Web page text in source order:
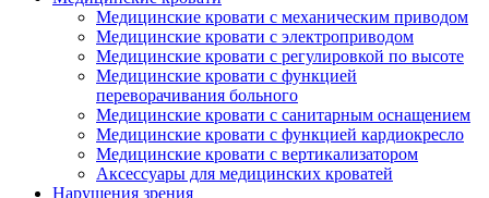
Медицинские кровати с механическим приводом
Медицинские кровати с электроприводом
Медицинские кровати с регулировкой по высоте
Медицинские кровати с функцией
переворачивания больного
Медицинские кровати с санитарным оснащением
Медицинские кровати с функцией кардиокресло
Медицинские кровати с вертикализатором
Аксессуары для медицинских кроватей
Нарушения зрения